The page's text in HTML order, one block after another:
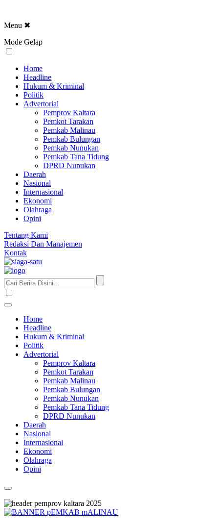
Menu ✖
Mode Gelap
Home
Headline
Hukum & Kriminal
Politik
Advertorial
Pemprov Kaltara
Pemkot Tarakan
Pemkab Malinau
Pemkab Bulungan
Pemkab Nunukan
Pemkab Tana Tidung
DPRD Nunukan
Daerah
Nasional
Internasional
Ekonomi
Olahraga
Opini
Tentang Kami
Redaksi Dan Manajemen
Kontak
Home
Headline
Hukum & Kriminal
Politik
Advertorial
Pemprov Kaltara
Pemkot Tarakan
Pemkab Malinau
Pemkab Bulungan
Pemkab Nunukan
Pemkab Tana Tidung
DPRD Nunukan
Daerah
Nasional
Internasional
Ekonomi
Olahraga
Opini